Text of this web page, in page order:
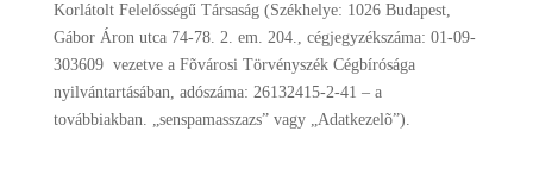
Korlátolt Felelősségű Társaság (Székhelye: 1026 Budapest,
Gábor Áron utca 74-78. 2. em. 204., cégjegyzékszáma: 01-09-
303609 vezetve a Fõvárosi Törvényszék Cégbírósága
nyilvántartásában, adószáma: 26132415-2-41 – a
továbbiakban. „senspamasszazs” vagy „Adatkezelõ”).